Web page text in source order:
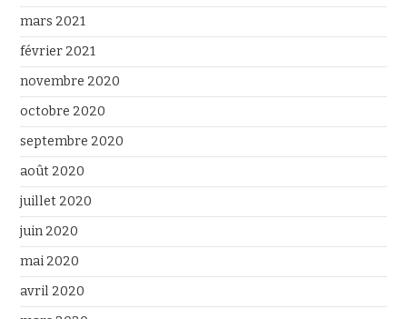
mars 2021
février 2021
novembre 2020
octobre 2020
septembre 2020
août 2020
juillet 2020
juin 2020
mai 2020
avril 2020